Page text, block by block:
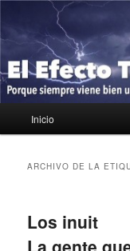
contenido
principal
contenido
secundario
El Efecto
Porque siempre viene
principal
Inicio
ARCHIVO DE LA
Los inuit